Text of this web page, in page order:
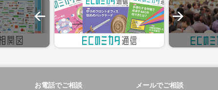
お電話でご相談 メールでご相談